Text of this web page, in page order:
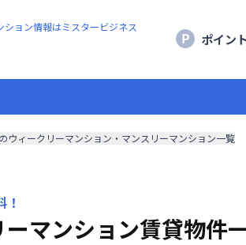
ョン情報はミスタービジネス
ポイン
ウィークリーマンション・マンスリーマンション一覧
マンション賃貸物件